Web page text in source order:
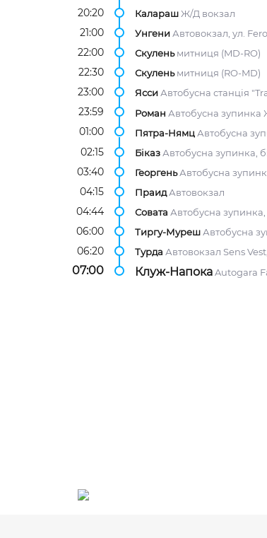
20:20 Калараш Ж/Д вокзал
21:00 Унгени Автовокзал, ул.
22:00 Скулень митниця (MD-RO)
22:30 Скулень митниця (RO-MD)
23:00 Ясси Автобусна станція
23:59 Роман Автобусна зупинка
01:00 Пятра-Нямц Автобусна
02:15 Біказ Автобусна зупинка,
03:40 Георгень Автобусна
04:15 Праид Автовокзал
04:44 Совата Автобусна
06:00 Тиргу-Муреш Автобусна
06:20 Турда Автовокзал Sens
07:00 Клуж-Напока Autogara